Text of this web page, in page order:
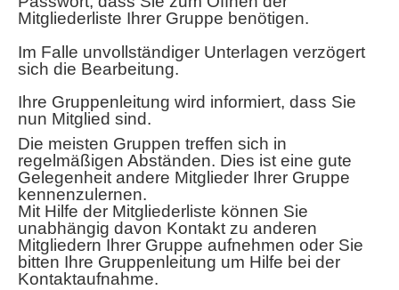
Mitgliederliste Ihrer Gruppe benötigen.
Im Falle unvollständiger Unterlagen verzögert
sich die Bearbeitung.
Ihre Gruppenleitung wird informiert, dass Sie
nun Mitglied sind.
Die meisten Gruppen treffen sich in
regelmäßigen Abständen. Dies ist eine gute
Gelegenheit andere Mitglieder Ihrer Gruppe
kennenzulernen.
Mit Hilfe der Mitgliederliste können Sie
unabhängig davon Kontakt zu anderen
Mitgliedern Ihrer Gruppe aufnehmen oder Sie
bitten Ihre Gruppenleitung um Hilfe bei der
Kontaktaufnahme.